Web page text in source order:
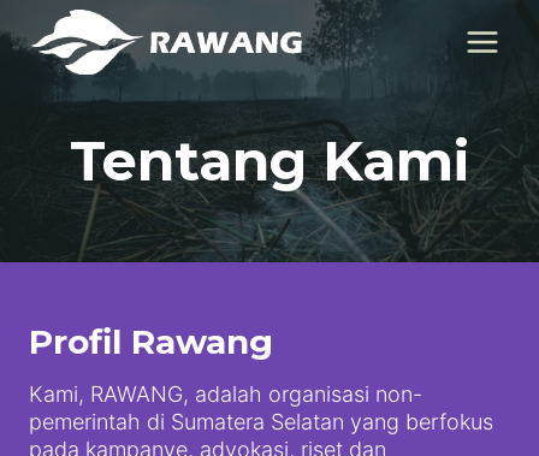
to
content
Tentang Kami
Profil Rawang
Kami, RAWANG, adalah organisasi non-
pemerintah di Sumatera Selatan yang berfokus
pada kampanye, advokasi, riset dan